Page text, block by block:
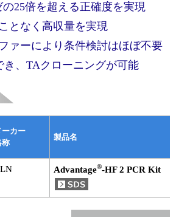
イン
ローブ法）
検索・注文
ター配列ダウンロード
ガイド
品・水質・家畜他）
25倍を超える正確度を実現
となく高収量を実現
ァーにより条件検討はほぼ不要
き、TAクローニングが可能
ーカー
称
製品名
Advantage®-HF 2 PCR Kit